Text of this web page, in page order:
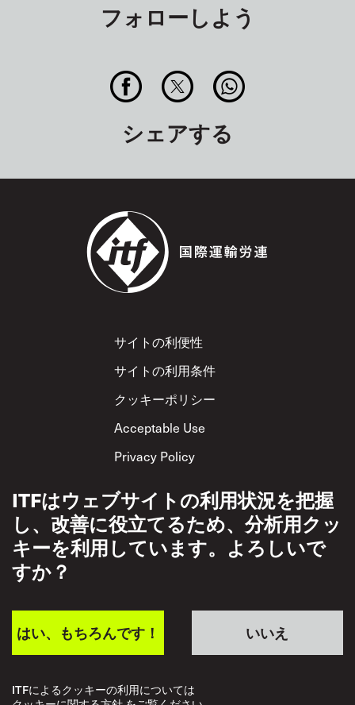
フォローしよう
シェアする
Footer
サイトの利便性
サイトの利用条件
クッキーポリシー
Acceptable Use
Privacy Policy
ITFはウェブサイトの利用状況を把握
し、改善に役立てるため、分析用クッ
キーを利用しています。よろしいで
すか？
いいえ
はい、もちろんです！
ITFによるクッキーの利用については